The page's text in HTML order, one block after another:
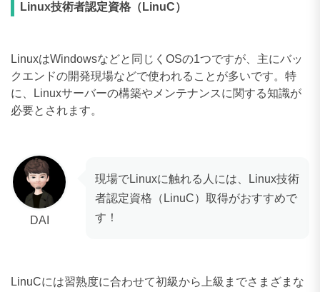
Linux技術者認定資格（LinuC）
LinuxはWindowsなどと同じくOSの1つですが、主にバッ
クエンドの開発現場などで使われることが多いです。特
に、Linuxサーバーの構築やメンテナンスに関する知識が
必要とされます。
DAI
現場でLinuxに触れる人には、Linux技術
者認定資格（LinuC）取得がおすすめで
す！
LinuCには習熟度に合わせて初級から上級までさまざまな